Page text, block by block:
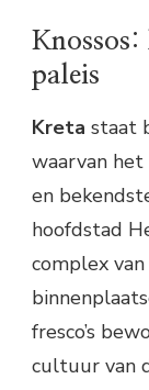
Knossos:
paleis
Kreta staat
waarvan het
en
hoofdstad
complex
fresco’s
cultuur van